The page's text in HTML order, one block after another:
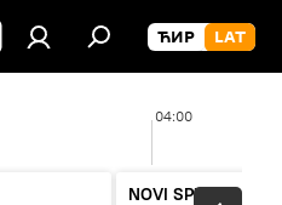
04:00
NOVI SPUTNJIK